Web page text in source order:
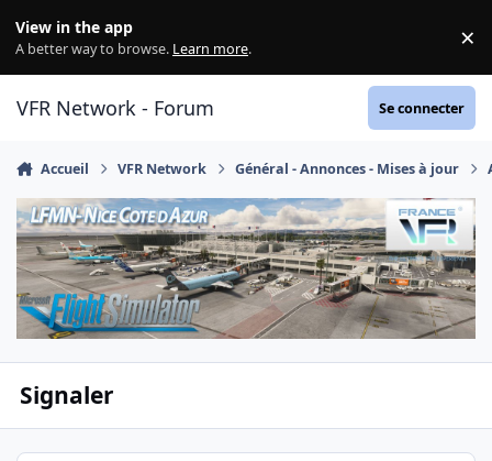
View in the app
A better way to browse. Learn more. ×
VFR Network - Forum Se connecter
Accueil VFR Network Général - Annonces - Mises à jour
Signaler